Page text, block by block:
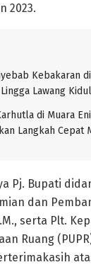
2023.
Kebakaran
Lawang Kidul
di Muara
Langkah Cepat
Pj. Bupati
dan
serta Plt.
Ruang